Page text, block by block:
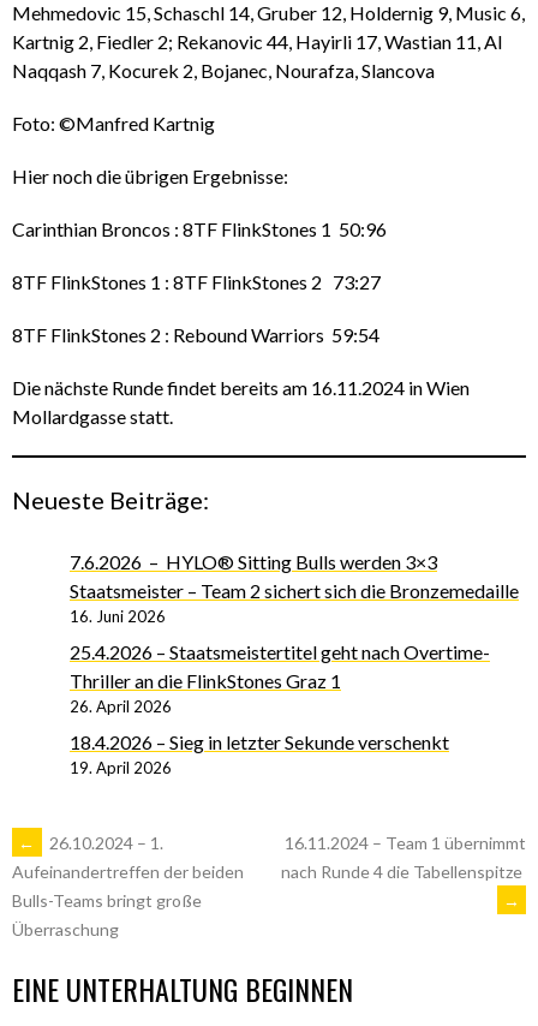
Mehmedovic 15, Schaschl 14, Gruber 12, Holdernig 9, Music 6,
Kartnig 2, Fiedler 2; Rekanovic 44, Hayirli 17, Wastian 11, Al
Naqqash 7, Kocurek 2, Bojanec, Nourafza, Slancova
Foto: ©Manfred Kartnig
Hier noch die übrigen Ergebnisse:
Carinthian Broncos : 8TF FlinkStones 1 50:96
8TF FlinkStones 1 : 8TF FlinkStones 2 73:27
8TF FlinkStones 2 : Rebound Warriors 59:54
Die nächste Runde findet bereits am 16.11.2024 in Wien
Mollardgasse statt.
Neueste Beiträge:
7.6.2026 – HYLO® Sitting Bulls werden 3×3
Staatsmeister – Team 2 sichert sich die Bronzemedaille
16. Juni 2026
25.4.2026 – Staatsmeistertitel geht nach Overtime-
Thriller an die FlinkStones Graz 1
26. April 2026
18.4.2026 – Sieg in letzter Sekunde verschenkt
19. April 2026
ARTIKEL-
NAVIGATION
←
26.10.2024 – 1.
Aufeinandertreffen der beiden
Bulls-Teams bringt große
Überraschung
16.11.2024 – Team 1 übernimmt
nach Runde 4 die Tabellenspitze
→
EINE UNTERHALTUNG BEGINNEN